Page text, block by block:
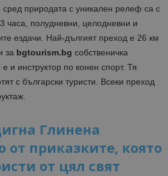
сред природата с уникален релеф са с
часа, полудневни, целодневни и
ездачи. Най-дългият преход е 26 км
за bgtourism.bg собственичка
и инструктор по конен спорт. Тя
с български туристи. Всеки преход
Глинена
приказките, която
от цял свят